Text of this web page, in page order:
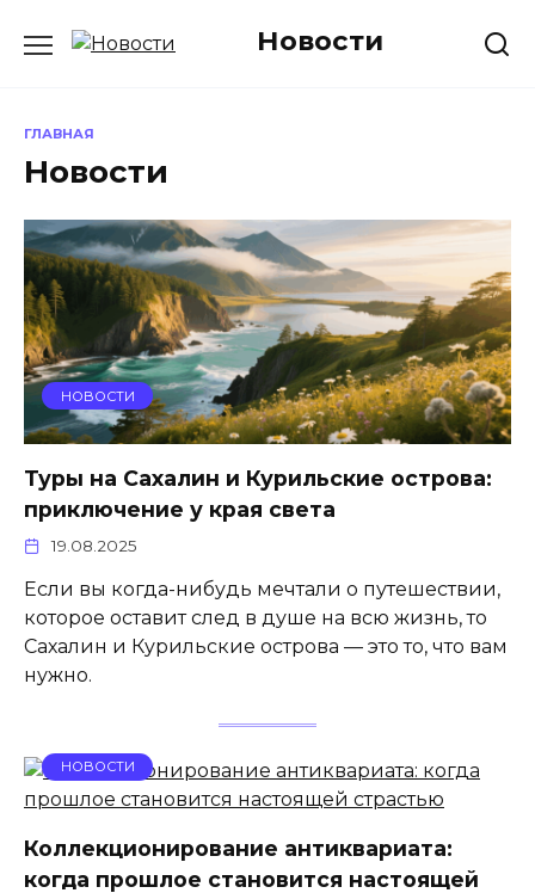
Новости
ГЛАВНАЯ
Новости
НОВОСТИ
Туры на Сахалин и Курильские острова:
приключение у края света
19.08.2025
Если вы когда-нибудь мечтали о путешествии,
которое оставит след в душе на всю жизнь, то
Сахалин и Курильские острова — это то, что вам
нужно.
НОВОСТИ
Коллекционирование антиквариата:
когда прошлое становится настоящей